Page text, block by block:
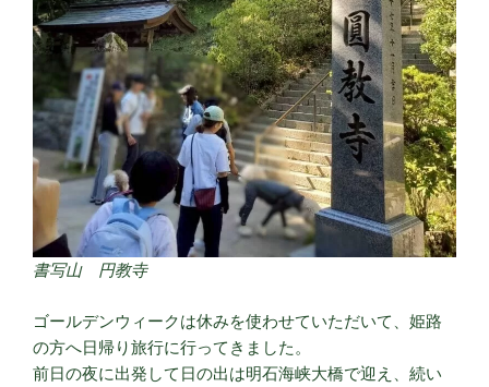
書写山 円教寺
ゴールデンウィークは休みを使わせていただいて、姫路
の方へ日帰り旅行に行ってきました。
前日の夜に出発して日の出は明石海峡大橋で迎え、続い